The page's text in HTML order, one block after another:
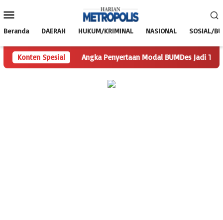
ke
Mobile
Beranda DAERAH HUKUM/KRIMINAL NASIONAL SOSIAL/
Konten SpesialAngka Penyertaan Modal BUMDes Jadi Tanda